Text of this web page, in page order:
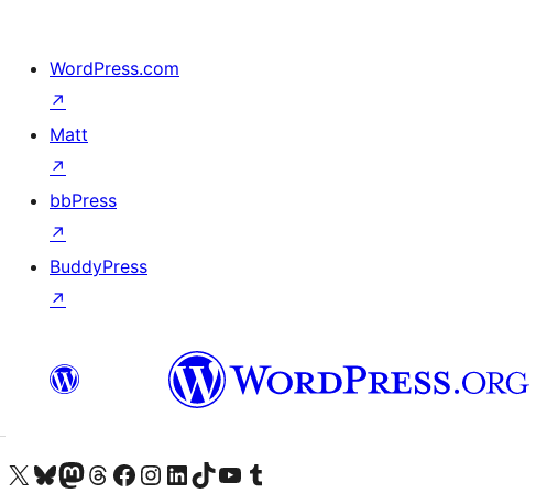
WordPress.com
↗
Matt
↗
bbPress
↗
BuddyPress
↗
Truy cập tài khoản X (trước đây là Twitter) của chúng tôiVisit our Bluesky account
Visit our Mastodon account
Visit our Threads account
Xem trang Facebook của chúng tôiTruy cập tài khoản Instagram của chúng tôiTruy cập tài khoản LinkedIn của chúng tôiVisit our TikTok account
Truy cập kênh YouTube của chúng tôi Visit our Tumblr account